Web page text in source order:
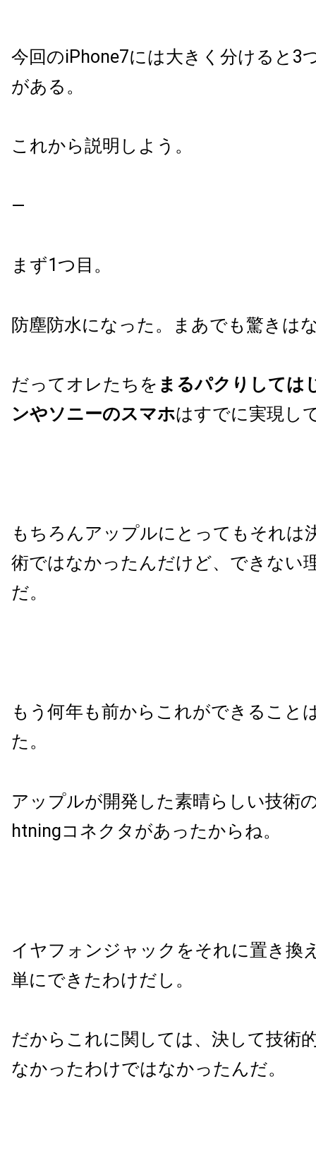
今回のiPhone7には大きく分けると 3
がある。
これから説明しよう。
—
まず1 つ目。
防塵防水になった。まあでも驚きは
だってオレたちを まるパクりしては
ンやソニーのスマホはすでに実現し
もちろんアップルにとってもそれは
術ではなかったんだけど、できない
だ。
もう何年も前からこれができること
た。
アップルが開発した素晴らしい技術
htningコネクタがあったからね。
イヤフォンジャックをそれに置き換
単にできたわけだし。
だからこれに関しては、決して技術
なかったわけではなかったんだ。